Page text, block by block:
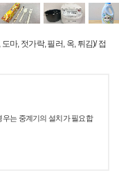
마, 젓가락, 필러, 옥, 튀김)/ 접
우는 중계기의 설치가 필요합